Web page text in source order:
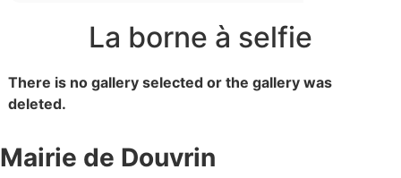
La borne à selfie
There is no gallery selected or the gallery was
deleted.
Mairie de Douvrin